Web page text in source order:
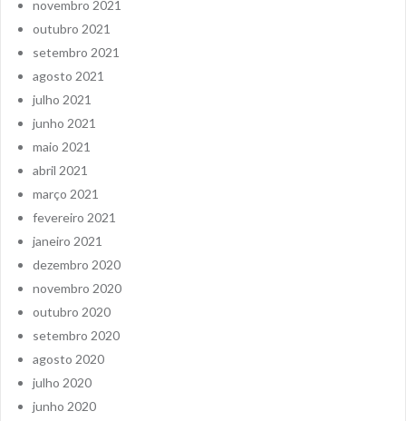
novembro 2021
outubro 2021
setembro 2021
agosto 2021
julho 2021
junho 2021
maio 2021
abril 2021
março 2021
fevereiro 2021
janeiro 2021
dezembro 2020
novembro 2020
outubro 2020
setembro 2020
agosto 2020
julho 2020
junho 2020